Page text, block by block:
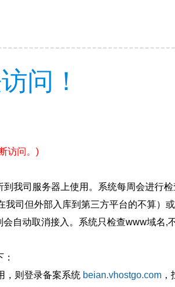
问！
访问。)
我司服务器上使用。系统每周会进行
司但外部入库到第三方平台的不算）
自动取消接入。系统只检查www域名,
，则登录备案系统 beian.vhostgo.com